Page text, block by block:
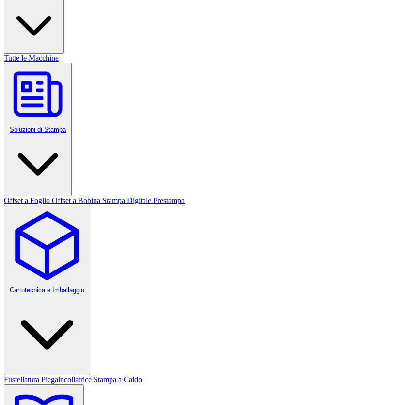
Tutte le Macchine
Soluzioni di Stampa
Offset a Foglio Offset a Bobina Stampa Digitale Prestampa
Cartotecnica e Imballaggio
Fustellatura Piegaincollatrice Stampa a Caldo